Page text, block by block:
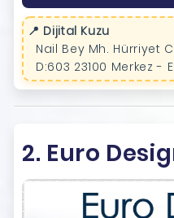
📍 Dijital Kuzu
Nail Bey Mh. Hürriyet
D:603 23100 Merkez -
2. Euro